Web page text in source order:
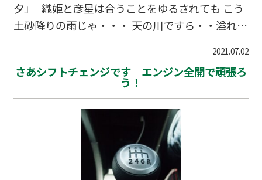
夕」 織姫と彦星は合うことをゆるされても こう
土砂降りの雨じゃ・・・ 天の川ですら・・溢れち
とされる奇数が重なるこの7月7日 日本の祭り・行
事の中でも 長い間大切にされてきました 七夕恒
族みんなが健康でいられますように ②毎日楽しい
生活が送れますように ③宝くじがあたりますよう
に です 頭がよくなりますように は6位 みんな
も 願っただけでは叶わ
2021.07.02
さあシフトチェンジです エンジン全開で頑張ろ
う！